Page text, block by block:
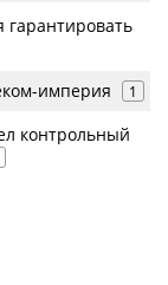
империя 1
контрольный